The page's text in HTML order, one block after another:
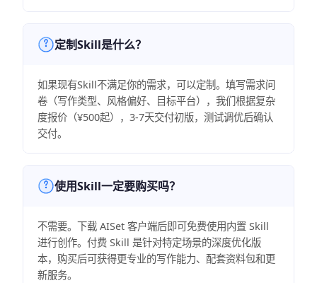
定制Skill是什么？
如果现有Skill不满足你的需求，可以定制。填写需求问
卷（写作类型、风格偏好、目标平台），我们根据复杂
度报价（¥500起），3-7天交付初版，测试调优后确认
交付。
使用Skill一定要购买吗？
不需要。下载 AISet 客户端后即可免费使用内置 Skill
进行创作。付费 Skill 是针对特定场景的深度优化版
本，购买后可获得更专业的写作能力、配套资料包和更
新服务。